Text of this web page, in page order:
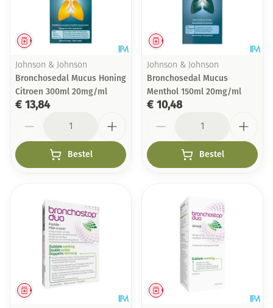
Geneesmiddel
Johnson & Johnson
Bronchosedal Mucus Honing
Citroen 300ml 20mg/ml
€ 13,84
Bestel
Geneesmiddel
Johnson & Johnson
Bronchosedal Mucus
Menthol 150ml 20mg/ml
€ 10,48
Bestel
Geneesmiddel Geneesmiddel